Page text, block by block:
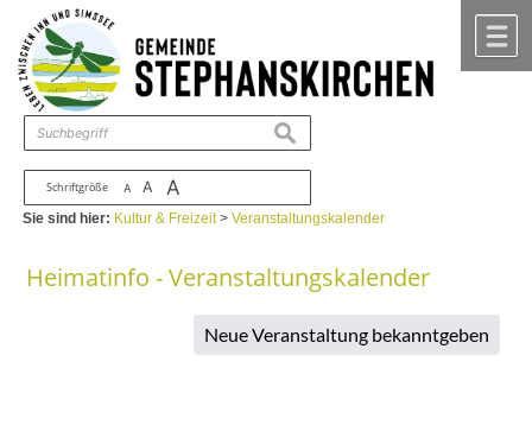
Zum Inhalt ,zur Navigation
Schriftgröße A A A
suchen
Sie sind hier: Kultur & Freizeit>Veranstaltungskalender
Heimatinfo - Veranstaltungskalender